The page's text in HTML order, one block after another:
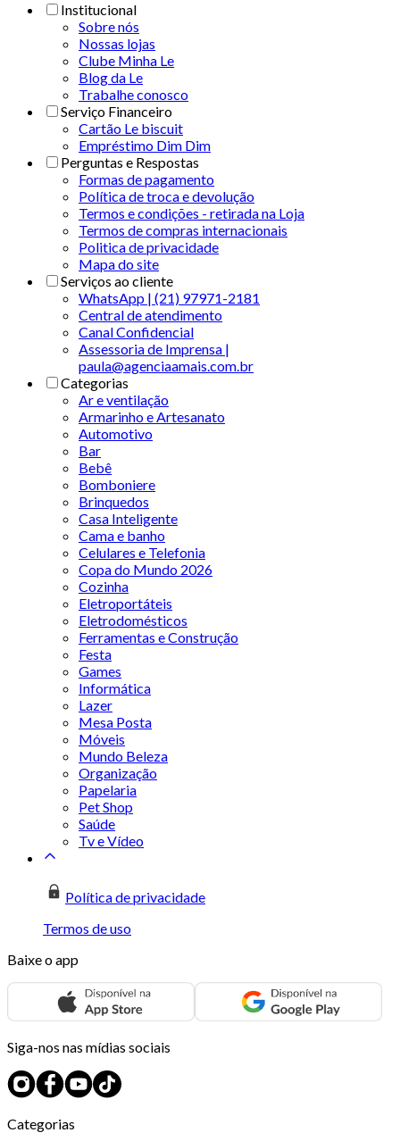
Institucional
Sobre nós
Nossas lojas
Clube Minha Le
Blog da Le
Trabalhe conosco
Serviço Financeiro
Cartão Le biscuit
Empréstimo Dim Dim
Perguntas e Respostas
Formas de pagamento
Política de troca e devolução
Termos e condições - retirada na Loja
Termos de compras internacionais
Politica de privacidade
Mapa do site
Serviços ao cliente
WhatsApp | (21) 97971-2181
Central de atendimento
Canal Confidencial
Assessoria de Imprensa |
paula@agenciaamais.com.br
Categorias
Ar e ventilação
Armarinho e Artesanato
Automotivo
Bar
Bebê
Bomboniere
Brinquedos
Casa Inteligente
Cama e banho
Celulares e Telefonia
Copa do Mundo 2026
Cozinha
Eletroportáteis
Eletrodomésticos
Ferramentas e Construção
Festa
Games
Informática
Lazer
Mesa Posta
Móveis
Mundo Beleza
Organização
Papelaria
Pet Shop
Saúde
Tv e Vídeo
Política de privacidade
Termos de uso
Baixe o app
Siga-nos nas mídias sociais
Categorias